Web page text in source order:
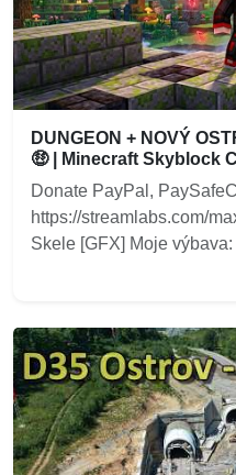
DUNGEON + NOVÝ
🤑 | Minecraft Skyblock
Donate PayPal,
https://streamlabs.com/
Skele [GFX] Moje